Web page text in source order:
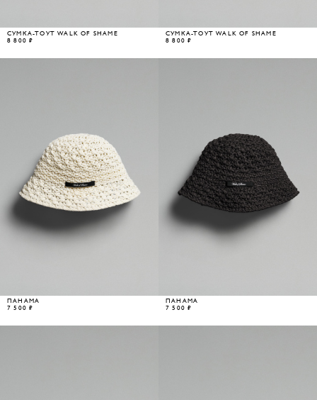
СУМКА-ТОУТ WALK OF SHAME
8 800 ₽
СУМКА-ТОУТ WALK OF SHAME
8 800 ₽
ПАНАМА
7 500 ₽
ПАНАМА
7 500 ₽